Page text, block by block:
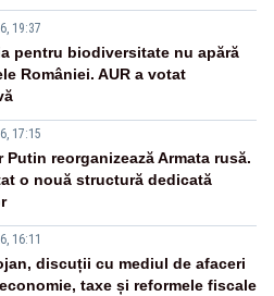
19:37
pentru biodiversitate nu apără
României. AUR a votat
17:15
Putin reorganizează Armata rusă.
o nouă structură dedicată
16:11
discuții cu mediul de afaceri
taxe și reformele fiscale